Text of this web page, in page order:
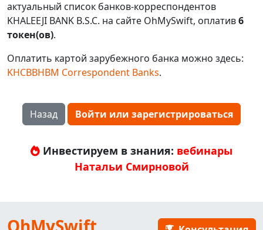
актуальный список банков-корреспондентов
KHALEEJI BANK B.S.C. на сайте OhMySwift, оплатив6
токен(ов).
Оплатить картой зарубежного банка можно здесь:
KHCBBHBM Correspondent Banks.
Назад Войти или зарегистрироваться
Инвестируем в знания: вебинары
Натальи Смирновой